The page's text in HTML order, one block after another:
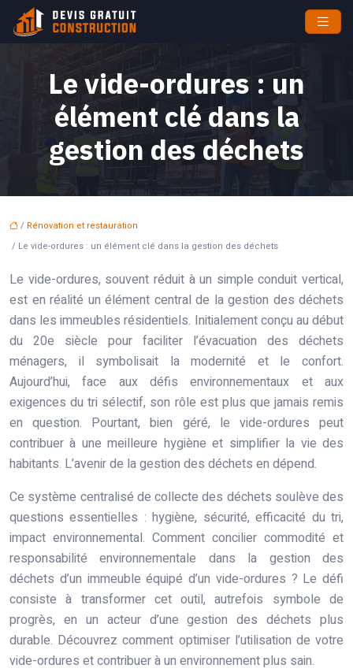
Le vide-ordures : un
élément clé dans la
gestion des déchets
/ Rénovation et restauration
/ Le vide-ordures : un élément clé dans la gestion des déchets
Le vide-ordures, souvent réduit à un simple conduit vertical,
est en réalité un élément central de la gestion des déchets
dans les immeubles résidentiels. Initialement conçu au début
du 20e siècle pour faciliter l’évacuation des déchets
ménagers, il symbolisait la modernité et le confort.
Aujourd’hui, face aux défis environnementaux et aux
exigences du tri sélectif, son rôle est plus que jamais remis
en question. Pourtant, bien géré, le vide-ordures peut
contribuer à une meilleure hygiène et simplifier la vie des
habitants. L’avenir de la gestion des déchets en dépend.
Ce système centralisé de collecte des déchets soulève des
questions essentielles : hygiène, sécurité, efficacité du tri,
impact environnemental. Comment concilier commodité et
responsabilité environnementale dans la gestion des
déchets d’un immeuble équipé d’un vide-ordures ? Le défi
consiste à transformer cet outil, autrefois symbole de
progrès, en un acteur d’une gestion des déchets plus
durable. Découvrez comment optimiser l’utilisation de votre
vide-ordures et contribuer à un environnement plus sain.